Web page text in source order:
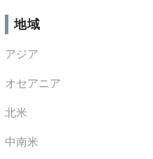
地域
アジア
オセアニア
北米
中南米